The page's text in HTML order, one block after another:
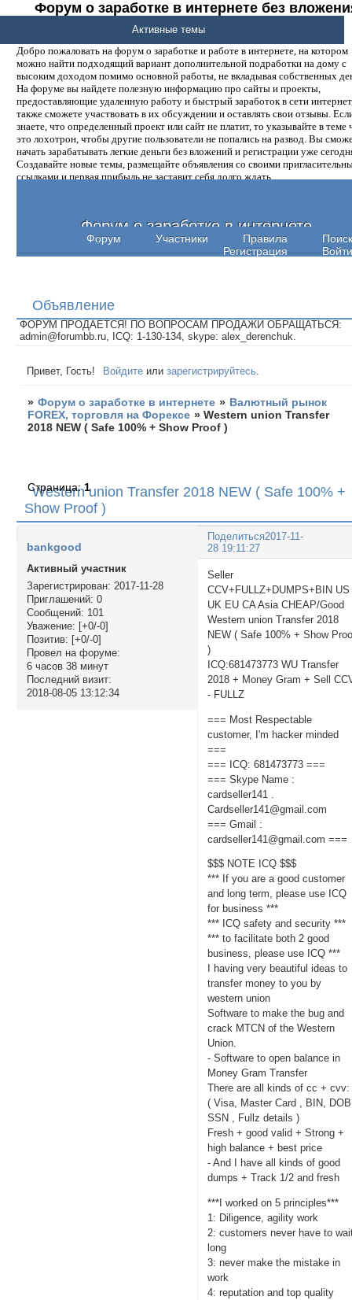
Форум о заработке в интернете без
денег.
Добро пожаловать на форум о заработке и работе в интернете, на котором
можно найти подходящий вариант дополнительной подработки на дому с
высоким доходом помимо основной работы, не вкладывая собственных
На форуме вы найдете полезную информацию про сайты и проекты,
предоставляющие удаленную работу и быстрый заработок в сети
также сможете участвовать в их обсуждении и оставлять свои отзывы.
знаете, что определенный проект или сайт не платит, то указывайте в теме
это лохотрон, чтобы другие пользователи не попались на развод. Вы
начать зарабатывать легкие деньги без вложений и регистрации уже
Создавайте новые темы, размещайте объявления со своими
ссылками и первая прибыль не заставит себя долго ждать.
Форум о заработке в интернете
Форум Участники Правила
Поиск
Регистрация
Войти
Активные темы
Объявление
ФОРУМ ПРОДАЕТСЯ! ПО ВОПРОСАМ ПРОДАЖИ ОБРАЩАТЬСЯ:
admin@forumbb.ru, ICQ: 1-130-134, skype: alex_derenchuk.
Привет, Гость! Войдите илизарегистрируйтесь
» Форум о заработке в интернете » Валютный рынок
FOREX, торговля на Форексе »Western union Transfer
2018 NEW ( Safe 100% + Show Proof )
Western union Transfer 2018 NEW ( Safe 100% +
Show Proof )
Страница:1
Поделиться2017-11-
28 19:11:27
bankgood
Активный участник
Зарегистрирован: 2017-11-28
Приглашений: 0
Сообщений: 101
Уважение: [+0/-0]
Позитив: [+0/-0]
Провел на форуме:
6 часов 38 минут
Последний визит:
2018-08-05 13:12:34
Seller
CCV+FULLZ+DUMPS+BIN US
UK EU CA Asia CHEAP/Good
Western union Transfer 2018
NEW ( Safe 100% + Show
)
ICQ:681473773 WU Transfer
2018 + Money Gram + Sell
- FULLZ
=== Most Respectable
customer, I'm hacker minded
===
=== ICQ: 681473773 ===
=== Skype Name :
cardseller141 .
Cardseller141@gmail.com
=== Gmail :
cardseller141@gmail.com ===
$$$ NOTE ICQ $$$
*** If you are a good customer
and long term, please use ICQ
for business ***
*** ICQ safety and security ***
*** to facilitate both 2 good
business, please use ICQ ***
I having very beautiful ideas to
transfer money to you by
western union
Software to make the bug and
crack MTCN of the Western
Union.
- Software to open balance in
Money Gram Transfer
There are all kinds of cc + cvv:
( Visa, Master Card , BIN,
SSN , Fullz details )
Fresh + good valid + Strong +
high balance + best price
- And I have all kinds of good
dumps + Track 1/2 and fresh
***I worked on 5 principles***
1: Diligence, agility work
2: customers never have to
long
3: never make the mistake in
work
4: reputation and top quality